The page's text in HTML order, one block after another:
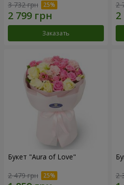
3 732 грн
Заказать
2
Букет "Aura of Love"
2 479 грн 2